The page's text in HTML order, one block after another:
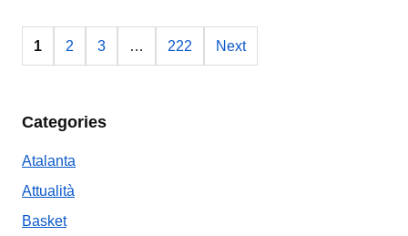
1 2 3 … 222 Next
Categories
Atalanta
Attualità
Basket